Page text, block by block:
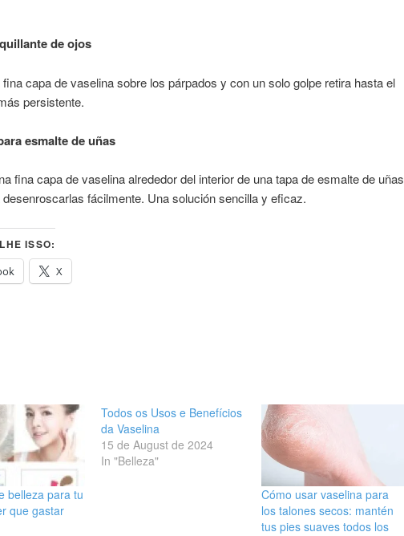
de ojos
capa de vaselina sobre los párpados y con un solo golpe retira hasta el
persistente.
esmalte de uñas
fina capa de vaselina alrededor del interior de una tapa de esmalte de uñas
fácilmente. Una solución sencilla y eficaz.
ISSO:
X
belleza para tu
que gastar
Todos os Usos e Benefícios
da Vaselina
15 de August de 2024
In "Belleza"
Cómo usar vaselina para
los talones secos: mantén
tus pies suaves todos los